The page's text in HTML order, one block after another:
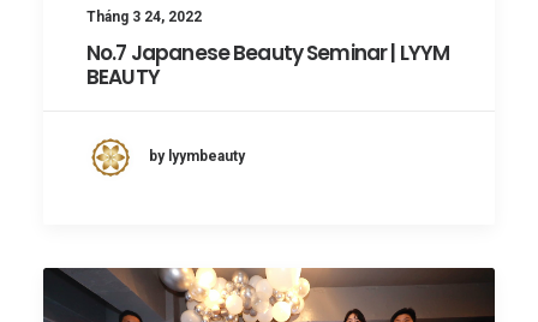
Tháng 3 24, 2022
No.7 Japanese Beauty Seminar | LYYM
BEAUTY
by lyymbeauty